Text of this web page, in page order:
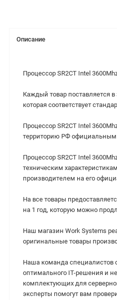
Описание
Процессор SR2CT Intel
Каждый товар поставляется в
которая соответствует
Процессор SR2CT Intel
территорию РФ официальным
Процессор SR2CT Intel
техническим
производителем на его
На все товары
на 1 год, которую можно
Наш магазин Work Systems
оригинальные товары
Наша команда специалистов
оптимального IT-решения и
комплектующих для
эксперты помогут вам